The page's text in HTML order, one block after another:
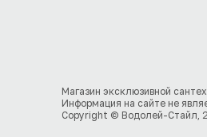
Магазин эксклюзивной
Информация на сайте не
Copyright © Водолей-Стайл,